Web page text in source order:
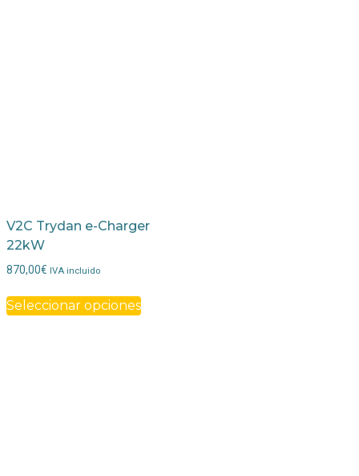
V2C Trydan e-Charger
22kW
870,00€ IVA incluido
Seleccionar opciones